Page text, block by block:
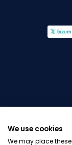
We use cookies
We may place